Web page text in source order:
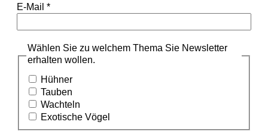
E-Mail *
Wählen Sie zu welchem Thema Sie Newsletter
erhalten wollen.
Hühner
Tauben
Wachteln
Exotische Vögel